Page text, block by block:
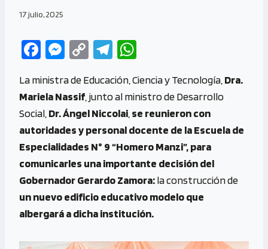
17 julio, 2025
Fa
b
o
o
k
M
se
n
g
er
C
py
Li
n
k
Te
gr
a
m
at
s
A
p
p
La ministra de Educación, Ciencia y Tecnología, Dra.
Mariela Nassif junto al ministro de Desarrollo
Social, Dr. Ángel Niccolai se reunieron con
autoridades y personal docente de la Escuela de
Especialidades N° 9 “Homero Manzi”, para
comunicarles una importante decisión del
Gobernador Gerardo Zamora:la construcción de
un nuevo edificio educativo modelo que
albergará a dicha institución.